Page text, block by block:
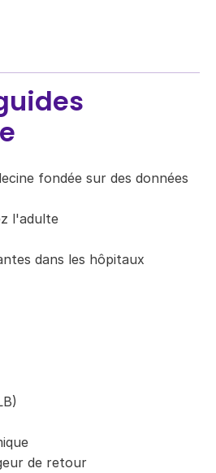
fondée sur des données
l'adulte
dans les hôpitaux
de retour